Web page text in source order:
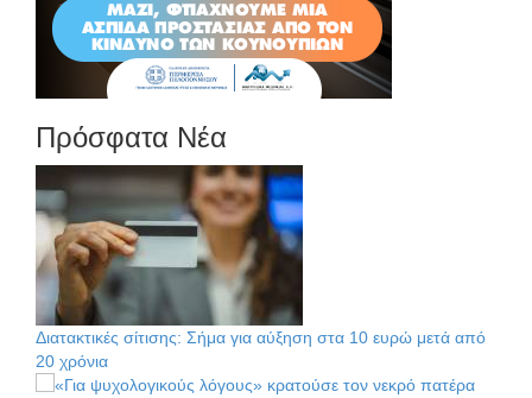
Πρόσφατα Νέα
Διατακτικές σίτισης: Σήμα για αύξηση στα 10 ευρώ μετά από
20 χρόνια